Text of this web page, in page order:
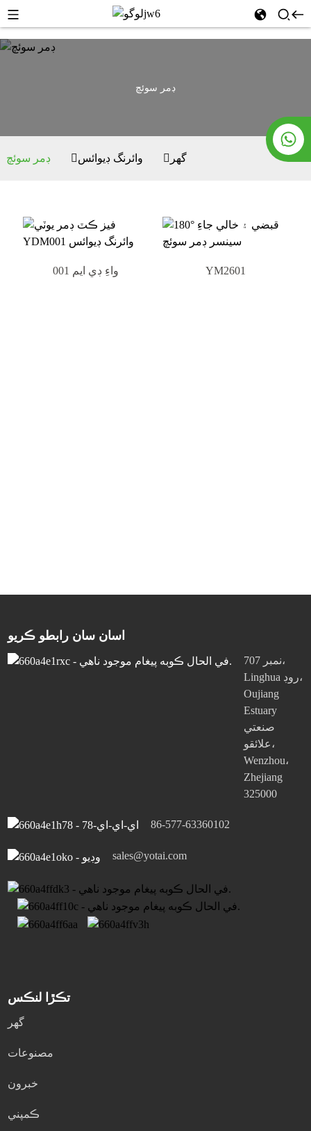
ڊمر سوئچ
گھر وائرنگ ڊيوائس ڊمر سوئچ
واءِ ڊي ايم 001 YM2601
اسان سان رابطو ڪريو
نمبر 707،
Linghua روڊ،
Oujiang
Estuary
صنعتي
علائقو،
Wenzhou،
Zhejiang
325000
86-577-63360102
sales@yotai.com
تڪڙا لنڪس
گھر
مصنوعات
خبرون
ڪمپني